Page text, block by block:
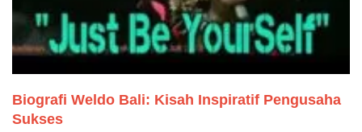
Biografi Weldo Bali: Kisah Inspiratif Pengusaha
Sukses